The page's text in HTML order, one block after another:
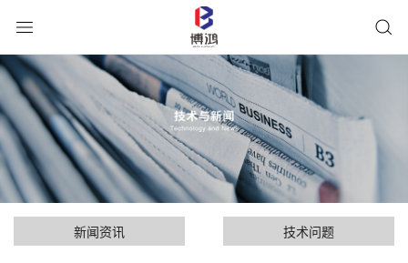
新闻资讯 技术问题